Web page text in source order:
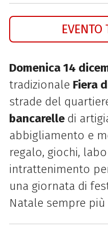
EVENTO
Domenica 14
tradizionale Fiera
strade del
bancarelle di
abbigliamento e
regalo, giochi,
intrattenimento
una giornata di
Natale sempre più